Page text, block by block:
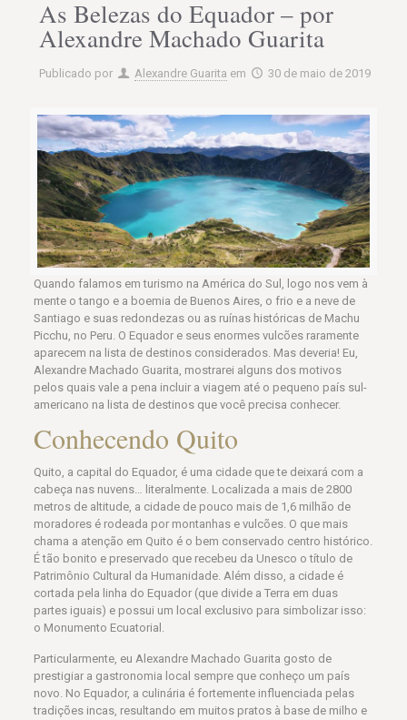
As Belezas do Equador – por
Alexandre Machado Guarita
Publicado por Alexandre Guarita em 30 de maio de 2019
Quando falamos em turismo na América do Sul, logo nos vem à
mente o tango e a boemia de Buenos Aires, o frio e a neve de
Santiago e suas redondezas ou as ruínas históricas de Machu
Picchu, no Peru. O Equador e seus enormes vulcões raramente
aparecem na lista de destinos considerados. Mas deveria! Eu,
Alexandre Machado Guarita, mostrarei alguns dos motivos
pelos quais vale a pena incluir a viagem até o pequeno país sul-
americano na lista de destinos que você precisa conhecer.
Conhecendo Quito
Quito, a capital do Equador, é uma cidade que te deixará com a
cabeça nas nuvens… literalmente. Localizada a mais de 2800
metros de altitude, a cidade de pouco mais de 1,6 milhão de
moradores é rodeada por montanhas e vulcões. O que mais
chama a atenção em Quito é o bem conservado centro histórico.
É tão bonito e preservado que recebeu da Unesco o título de
Patrimônio Cultural da Humanidade. Além disso, a cidade é
cortada pela linha do Equador (que divide a Terra em duas
partes iguais) e possui um local exclusivo para simbolizar isso:
o Monumento Ecuatorial.
Particularmente, eu Alexandre Machado Guarita gosto de
prestigiar a gastronomia local sempre que conheço um país
novo. No Equador, a culinária é fortemente influenciada pelas
tradições incas, resultando em muitos pratos à base de milho e